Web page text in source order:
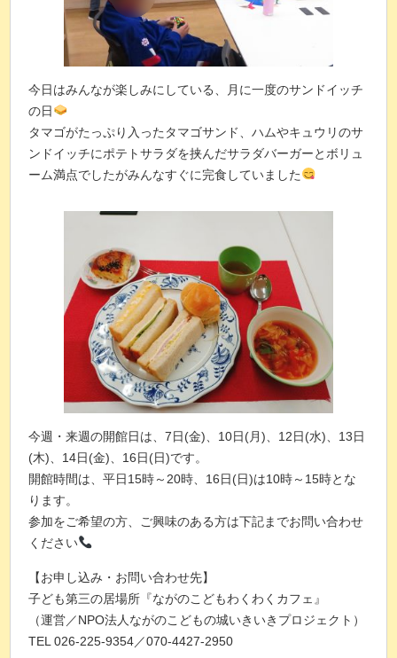
今日はみんなが楽しみにしている、月に一度のサンドイッチ
の日
タマゴがたっぷり入ったタマゴサンド、ハムやキュウリのサ
ンドイッチにポテトサラダを挟んだサラダバーガーとボリュ
ーム満点でしたがみんなすぐに完食していました
今週・来週の開館日は、7日(金)、10日(月)、12日(水)、13日
(木)、14日(金)、16日(日)です。
開館時間は、平日15時～20時、16日(日)は10時～15時とな
ります。
参加をご希望の方、ご興味のある方は下記までお問い合わせ
ください
【お申し込み・お問い合わせ先】
子ども第三の居場所『ながのこどもわくわくカフェ』
（運営／NPO法人ながのこどもの城いきいきプロジェクト）
TEL 026-225-9354／070-4427-2950